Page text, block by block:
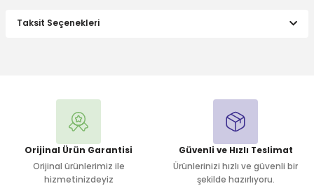
Taksit Seçenekleri
Orijinal Ürün Garantisi
Orijinal ürünlerimiz ile
hizmetinizdeyiz
Güvenli ve Hızlı Teslimat
Ürünlerinizi hızlı ve güvenli bir
şekilde hazırlıyoru.